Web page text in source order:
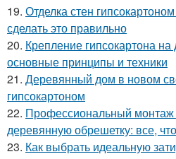
19. Отделка стен
сделать это правильно
20. Крепление гипсокартона
основные принципы и техники
21. Деревянный дом в новом
гипсокартоном
22. Профессиональный монтаж
деревянную обрешетку: все,
23. Как выбрать идеальную